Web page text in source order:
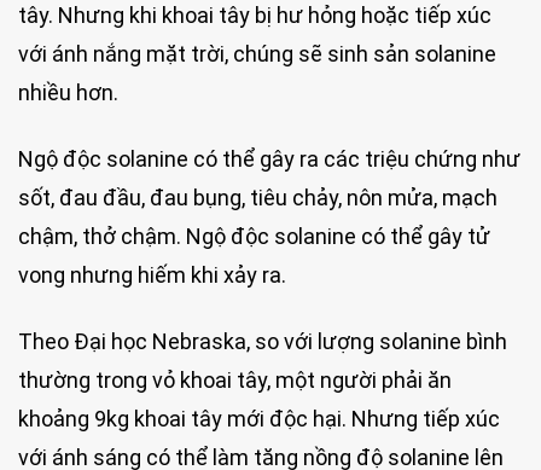
tây. Nhưng khi khoai tây bị hư hỏng hoặc tiếp xúc
với ánh nắng mặt trời, chúng sẽ sinh sản solanine
nhiều hơn.
Ngộ độc solanine có thể gây ra các triệu chứng như
sốt, đau đầu, đau bụng, tiêu chảy, nôn mửa, mạch
chậm, thở chậm. Ngộ độc solanine có thể gây tử
vong nhưng hiếm khi xảy ra.
Theo Đại học Nebraska, so với lượng solanine bình
thường trong vỏ khoai tây, một người phải ăn
khoảng 9kg khoai tây mới độc hại. Nhưng tiếp xúc
với ánh sáng có thể làm tăng nồng độ solanine lên